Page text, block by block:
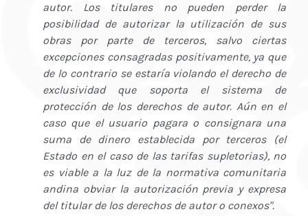
autor. Los titulares no pueden perder la
posibilidad de autorizar la utilización de sus
obras por parte de terceros, salvo ciertas
excepciones consagradas positivamente, ya que
de lo contrario se estaría violando el derecho de
exclusividad que soporta el sistema de
protección de los derechos de autor. Aún en el
caso que el usuario pagara o consignara una
suma de dinero establecida por terceros (el
Estado en el caso de las tarifas supletorias), no
es viable a la luz de la normativa comunitaria
andina obviar la autorización previa y expresa
del titular de los derechos de autor o conexos".